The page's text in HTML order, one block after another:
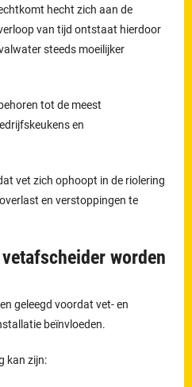
hecht zich aan de
van tijd ontstaat hierdoor
steeds moeilijker
tot de meest
en
vet zich ophoopt in de riolering
en verstoppingen te
worden
geleegd voordat vet- en
beïnvloeden.
kan zijn: